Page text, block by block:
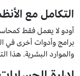
التكامل مع
أودو لا يعمل فقط
برامج وأدوات أخرى في
والموارد البشرية. هذا